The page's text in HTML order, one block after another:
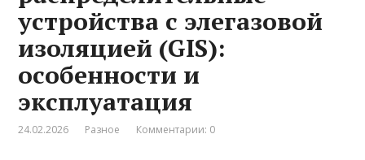
устройства с элегазовой
изоляцией (GIS):
особенности и
эксплуатация
24.02.2026 Разное Комментарии: 0